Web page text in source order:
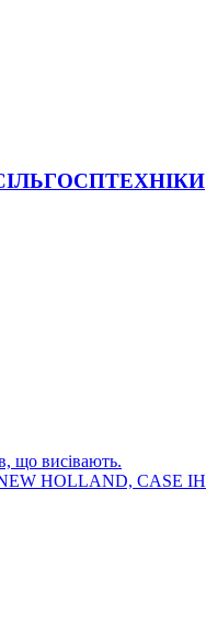
що висівають.
NEW HOLLAND, CASE IH